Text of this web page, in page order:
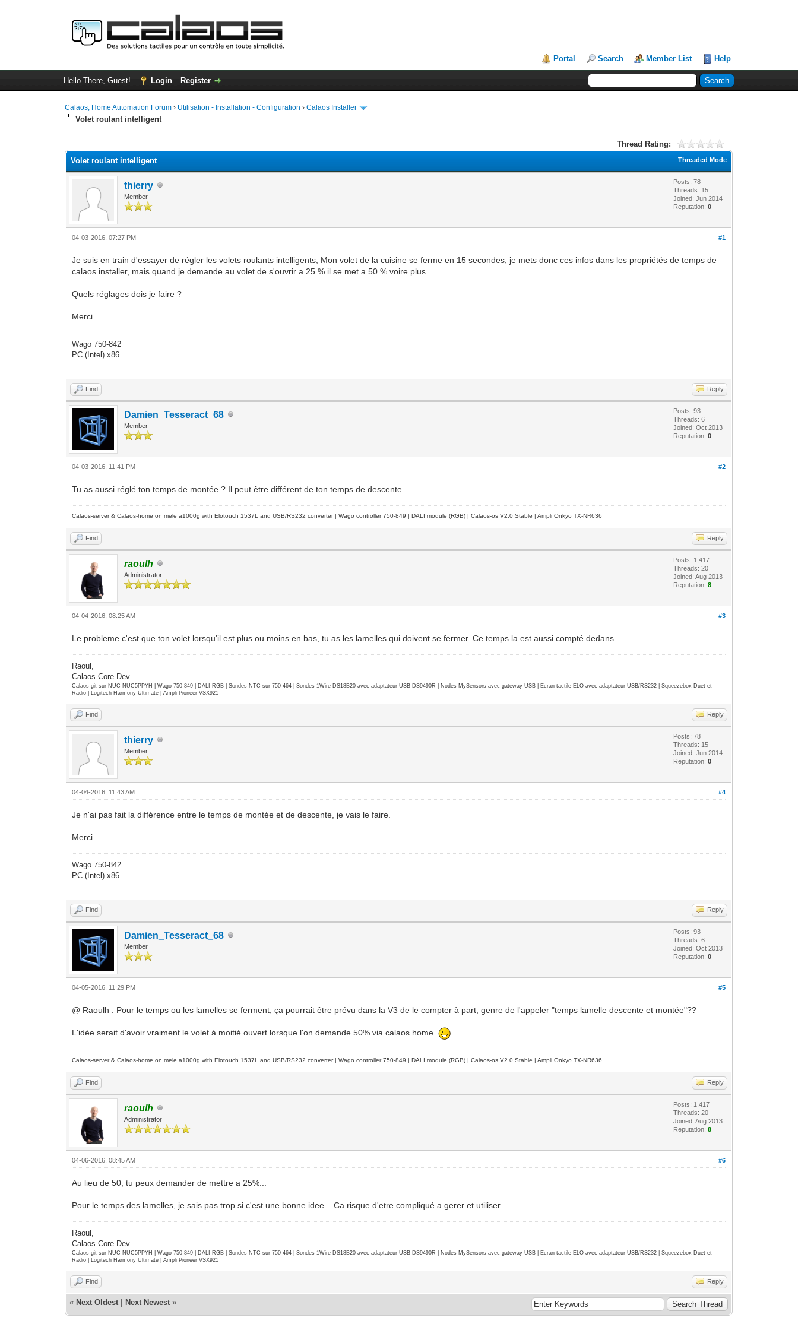
Portal Search Member List Help
Hello There, Guest! Login Register
Calaos, Home Automation Forum › Utilisation - Installation - Configuration ›Calaos Installer
Volet roulant intelligent
Thread Rating:
Threaded Mode
Volet roulant intelligent
thierry
Member
Posts: 78
Threads: 15
Joined: Jun 2014
Reputation:0
#1
04-03-2016, 07:27 PM
Je suis en train d'essayer de régler les volets roulants intelligents, Mon volet de la cuisine se ferme en 15 secondes, je mets donc ces infos dans les propriétés de temps de
calaos installer, mais quand je demande au volet de s'ouvrir a 25 % il se met a 50 % voire plus.
Quels réglages dois je faire ?
Merci
Wago 750-842
PC (Intel) x86
Find Reply
Damien_Tesseract_68
Member
Posts: 93
Threads: 6
Joined: Oct 2013
Reputation:0
#2
04-03-2016, 11:41 PM
Tu as aussi réglé ton temps de montée ? Il peut être différent de ton temps de descente.
Calaos-server & Calaos-home on mele a1000g with Elotouch 1537L and USB/RS232 converter | Wago controller 750-849 | DALI module (RGB) | Calaos-os V2.0 Stable | Ampli Onkyo TX-NR636
Find Reply
raoulh
Administrator
Posts: 1,417
Threads: 20
Joined: Aug 2013
Reputation:8
#3
04-04-2016, 08:25 AM
Le probleme c'est que ton volet lorsqu'il est plus ou moins en bas, tu as les lamelles qui doivent se fermer. Ce temps la est aussi compté dedans.
Raoul,
Calaos Core Dev.
Calaos git sur NUC NUC5PPYH | Wago 750-849 | DALI RGB | Sondes NTC sur 750-464 | Sondes 1Wire DS18B20 avec adaptateur USB DS9490R | Nodes MySensors avec gateway USB | Ecran tactile ELO avec adaptateur USB/RS232 | Squeezebox Duet et
Radio | Logitech Harmony Ultimate | Ampli Pioneer VSX921
Find Reply
thierry
Member
Posts: 78
Threads: 15
Joined: Jun 2014
Reputation:0
#4
04-04-2016, 11:43 AM
Je n'ai pas fait la différence entre le temps de montée et de descente, je vais le faire.
Merci
Wago 750-842
PC (Intel) x86
Find Reply
Damien_Tesseract_68
Member
Posts: 93
Threads: 6
Joined: Oct 2013
Reputation:0
#5
04-05-2016, 11:29 PM
@ Raoulh : Pour le temps ou les lamelles se ferment, ça pourrait être prévu dans la V3 de le compter à part, genre de l'appeler "temps lamelle descente et montée"??
L'idée serait d'avoir vraiment le volet à moitié ouvert lorsque l'on demande 50% via calaos home.
Calaos-server & Calaos-home on mele a1000g with Elotouch 1537L and USB/RS232 converter | Wago controller 750-849 | DALI module (RGB) | Calaos-os V2.0 Stable | Ampli Onkyo TX-NR636
Find Reply
raoulh
Administrator
Posts: 1,417
Threads: 20
Joined: Aug 2013
Reputation:8
#6
04-06-2016, 08:45 AM
Au lieu de 50, tu peux demander de mettre a 25%...
Pour le temps des lamelles, je sais pas trop si c'est une bonne idee... Ca risque d'etre compliqué a gerer et utiliser.
Raoul,
Calaos Core Dev.
Calaos git sur NUC NUC5PPYH | Wago 750-849 | DALI RGB | Sondes NTC sur 750-464 | Sondes 1Wire DS18B20 avec adaptateur USB DS9490R | Nodes MySensors avec gateway USB | Ecran tactile ELO avec adaptateur USB/RS232 | Squeezebox Duet et
Radio | Logitech Harmony Ultimate | Ampli Pioneer VSX921
Find Reply
« Next Oldest Next Newest »